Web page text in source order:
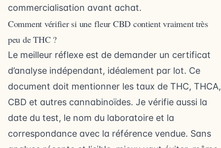
commercialisation avant achat.
Comment vérifier si une fleur CBD contient vraiment très
peu de THC ?
Le meilleur réflexe est de demander un certificat
d’analyse indépendant, idéalement par lot. Ce
document doit mentionner les taux de THC, THCA,
CBD et autres cannabinoïdes. Je vérifie aussi la
date du test, le nom du laboratoire et la
correspondance avec la référence vendue. Sans